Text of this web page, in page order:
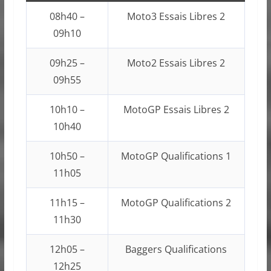
08h40 –
09h10
Moto3 Essais Libres 2
09h25 –
09h55
Moto2 Essais Libres 2
10h10 –
10h40
MotoGP Essais Libres 2
10h50 –
11h05
MotoGP Qualifications 1
11h15 –
11h30
MotoGP Qualifications 2
12h05 –
12h25
Baggers Qualifications